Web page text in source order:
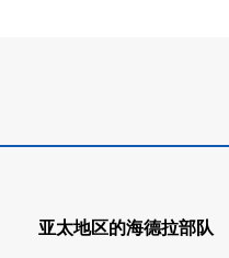
亚太地区的海德拉部队